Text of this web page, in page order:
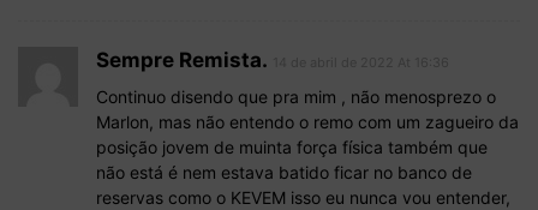
Sempre Remista.
Continuo disendo que pra mim , não menosprezo o
Marlon, mas não entendo o remo com um zagueiro da
posição jovem de muinta força física também que
não está é nem estava batido ficar no banco de
reservas como o KEVEM isso eu nunca vou entender,